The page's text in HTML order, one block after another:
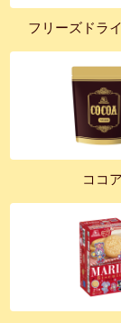
フリーズドラ
ココア